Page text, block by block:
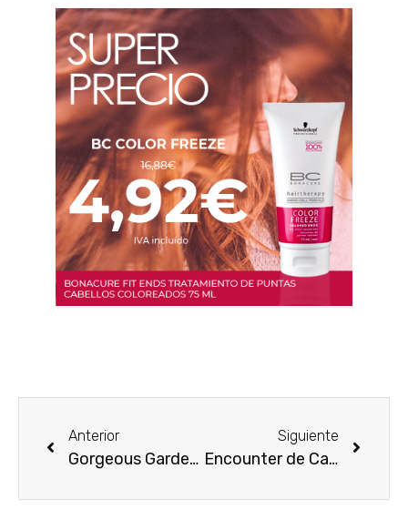
Anterior
Gorgeous Gardenia de Flora by Gucci
Siguiente
Encounter de Calvin Klein